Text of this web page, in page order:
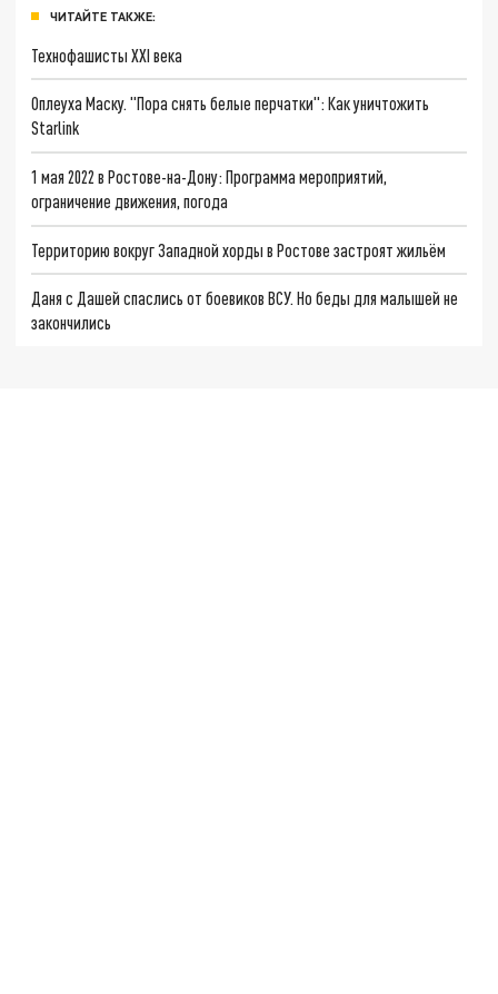
ЧИТАЙТЕ ТАКЖЕ:
Технофашисты XXI века
Оплеуха Маску. "Пора снять белые перчатки": Как уничтожить
Starlink
1 мая 2022 в Ростове-на-Дону: Программа мероприятий,
ограничение движения, погода
Территорию вокруг Западной хорды в Ростове застроят жильём
Даня с Дашей спаслись от боевиков ВСУ. Но беды для малышей не
закончились